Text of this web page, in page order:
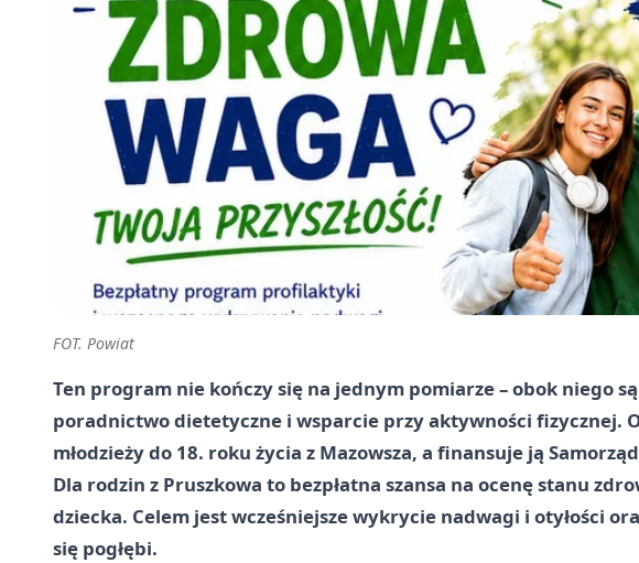
FOT. Powiat
Ten program nie kończy się na jednym pomiarze – obok niego
poradnictwo dietetyczne i wsparcie przy aktywności fizycznej.
młodzieży do 18. roku życia z Mazowsza, a finansuje ją
Dla rodzin z Pruszkowa to bezpłatna szansa na ocenę stanu
dziecka. Celem jest wcześniejsze wykrycie nadwagi i otyłości
się pogłębi.